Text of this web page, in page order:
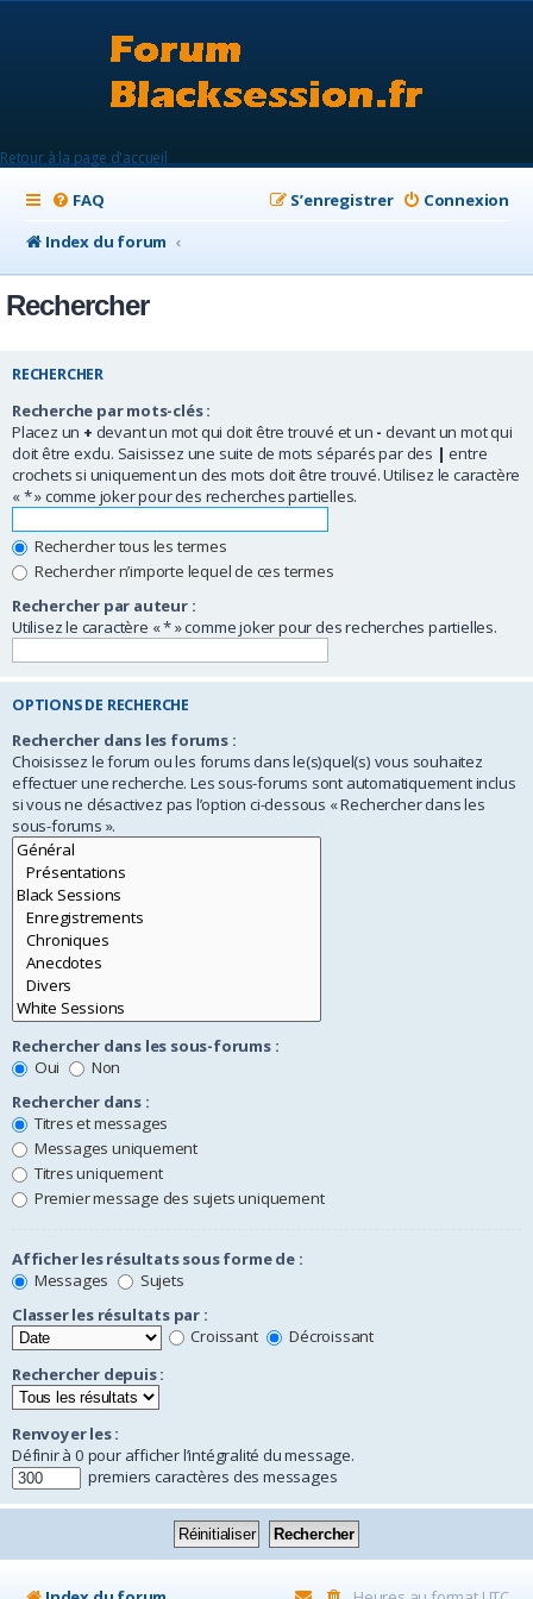
Retour à la page d'accueil
FAQ Connexion
S’enregistrer
Index du forum
Rechercher
RECHERCHER
Recherche par mots-clés :
Placez un + devant un mot qui doit être trouvé et un - devant un mot qui
doit être exclu. Saisissez une suite de mots séparés par des | entre
crochets si uniquement un des mots doit être trouvé. Utilisez le caractère
« * » comme joker pour des recherches partielles.
Rechercher tous les termes
Rechercher n’importe lequel de ces termes
Rechercher par auteur :
Utilisez le caractère « * » comme joker pour des recherches partielles.
OPTIONS DE RECHERCHE
Rechercher dans les forums :
Choisissez le forum ou les forums dans le(s)quel(s) vous souhaitez
effectuer une recherche. Les sous-forums sont automatiquement inclus
si vous ne désactivez pas l’option ci-dessous « Rechercher dans les
sous-forums ».
Rechercher dans les sous-forums :
Oui
Non
Rechercher dans :
Titres et messages
Messages uniquement
Titres uniquement
Premier message des sujets uniquement
Afficher les résultats sous forme de :
Messages
Sujets
Classer les résultats par :
Croissant
Décroissant
Rechercher depuis :
Renvoyer les :
Définir à 0 pour afficher l’intégralité du message.
premiers caractères des messages